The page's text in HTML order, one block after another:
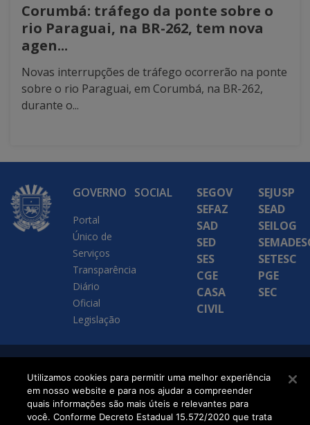
Corumbá: tráfego da ponte sobre o
rio Paraguai, na BR-262, tem nova
agen...
Novas interrupções de tráfego ocorrerão na ponte
sobre o rio Paraguai, em Corumbá, na BR-262,
durante o...
GOVERNO
Portal
Único de
Serviços
Transparência
Diário
Oficial
Legislação
SOCIAL
SEGOV
SEFAZ
SAD
SED
SES
CGE
CASA
CIVIL
SEJUSP
SEAD
SEILOG
SETESC
PGE
SEC
SETDIG | Secretaria-
Executiva de
Transformação Digital
Utilizamos cookies para permitir uma melhor experiência
em nosso website e para nos ajudar a compreender
quais informações são mais úteis e relevantes para
você. Conforme Decreto Estadual 15.572/2020 que trata